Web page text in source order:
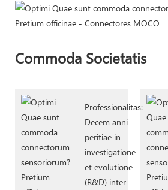
Commoda Societatis
Professionalitas:
Decem anni
peritiae in
investigatione
et evolutione
(R&D) inter